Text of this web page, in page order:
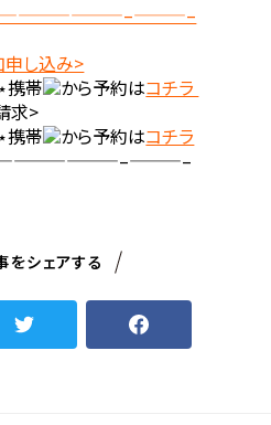
申し込み>
帯 から予約はコチラ
求>
帯 から予約はコチラ
をシェアする